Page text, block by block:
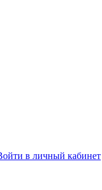
в личный кабинет